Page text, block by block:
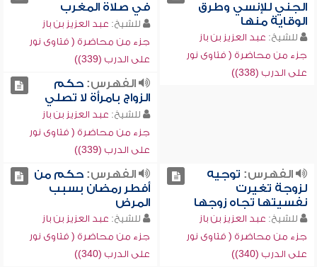
الجني للإنسي وطرق
الوقاية منها
للشيخ: عبد العزيز بن باز
جزء من محاضرة ( فتاوى نور
على الدرب (338))
في صلاة المغرب
للشيخ: عبد العزيز بن باز
جزء من محاضرة ( فتاوى نور
على الدرب (339))
الفهرس:حكم
الزواج بامرأة لا تصلي
للشيخ: عبد العزيز بن باز
جزء من محاضرة ( فتاوى نور
على الدرب (339))
الفهرس: توجيه
لزوجة تغيرت
نفسيتها تجاه زوجها
للشيخ: عبد العزيز بن باز
جزء من محاضرة ( فتاوى نور
على الدرب (340))
الفهرس:حكم من
أفطر رمضان بسبب
المرض
للشيخ: عبد العزيز بن باز
جزء من محاضرة ( فتاوى نور
على الدرب (340))